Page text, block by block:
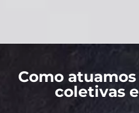
Como
coletivas